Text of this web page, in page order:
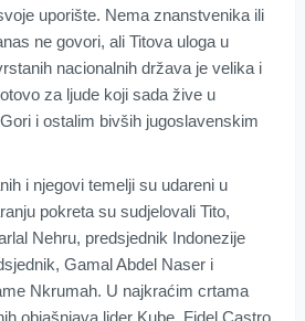
uporište. Nema znanstvenika ili
ne govori, ali Titova uloga u
nacionalnih država je velika i
za ljude koji sada žive u
i ostalim bivših jugoslavenskim
i njegovi temelji su udareni u
pokreta su sudjelovali Tito,
Nehru, predsjednik Indonezije
Gamal Abdel Naser i
Nkrumah. U najkraćim crtama